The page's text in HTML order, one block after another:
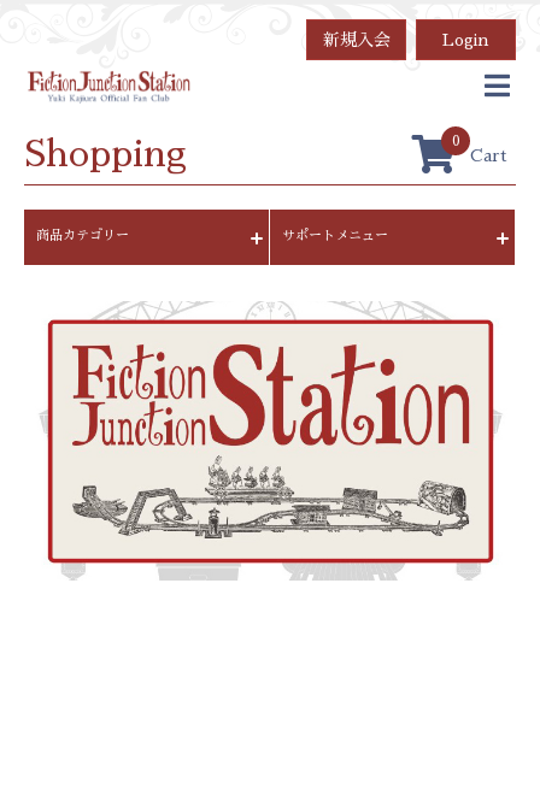
新規入会 Login
Shopping 0
Cart
商品カテゴリー サポートメニュー